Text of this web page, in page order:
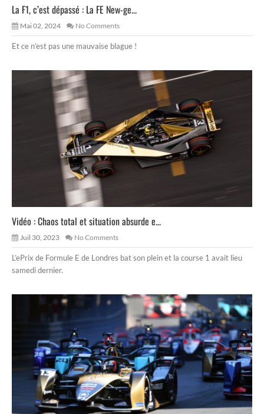
La F1, c’est dépassé : La FE New-ge...
Mai 02, 2024 No Comments
Et ce n’est pas une mauvaise blague !
Vidéo : Chaos total et situation absurde e...
Juil 30, 2023 No Comments
L’ePrix de Formule E de Londres bat son plein et la course 1 avait lieu
samedi dernier.